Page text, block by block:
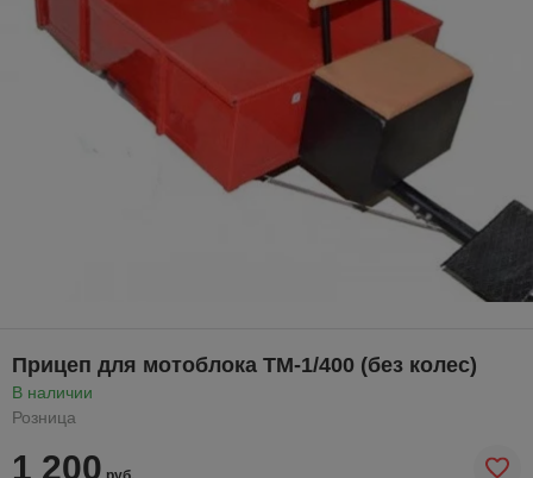
Прицеп для мотоблока ТМ-1/400 (без колес)
В наличии
Розница
1 200